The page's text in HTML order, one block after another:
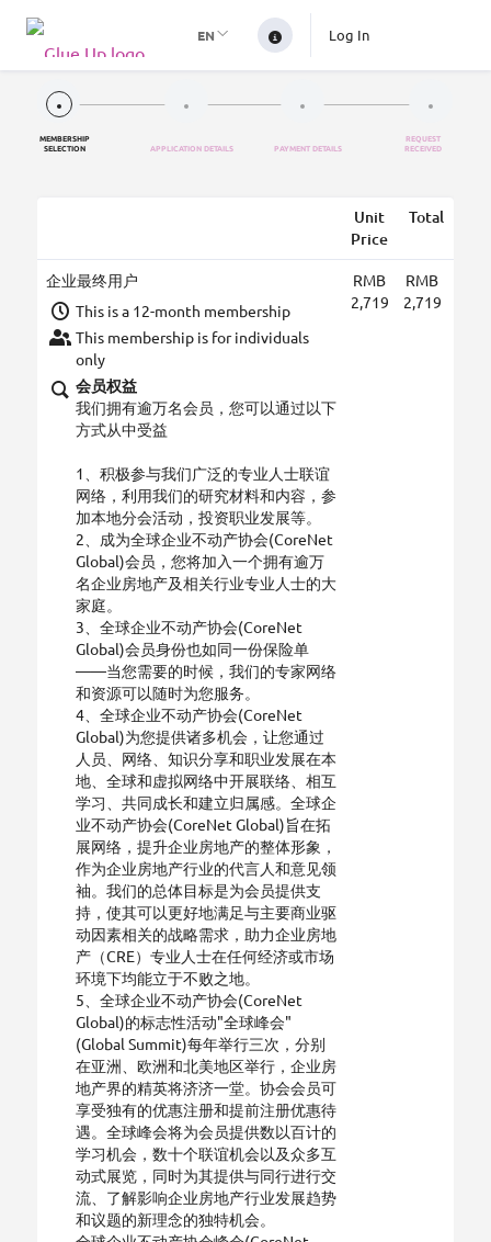
EN Log In
MEMBERSHIP
SELECTION
APPLICATION DETAILS PAYMENT DETAILS
REQUEST
RECEIVED
Unit
Price
Total
企业最终用户
This is a 12-month membership
This membership is for individuals
only
会员权益
我们拥有逾万名会员，您可以通过以下
方式从中受益
1、积极参与我们广泛的专业人士联谊
网络，利用我们的研究材料和内容，参
加本地分会活动，投资职业发展等。
2、成为全球企业不动产协会(CoreNet
Global)会员，您将加入一个拥有逾万
名企业房地产及相关行业专业人士的大
家庭。
3、全球企业不动产协会(CoreNet
Global)会员身份也如同一份保险单
——当您需要的时候，我们的专家网络
和资源可以随时为您服务。
4、全球企业不动产协会(CoreNet
Global)为您提供诸多机会，让您通过
人员、网络、知识分享和职业发展在本
地、全球和虚拟网络中开展联络、相互
学习、共同成长和建立归属感。全球企
业不动产协会(CoreNet Global)旨在拓
展网络，提升企业房地产的整体形象，
作为企业房地产行业的代言人和意见领
袖。我们的总体目标是为会员提供支
持，使其可以更好地满足与主要商业驱
动因素相关的战略需求，助力企业房地
产（CRE）专业人士在任何经济或市场
环境下均能立于不败之地。
5、全球企业不动产协会(CoreNet
Global)的标志性活动"全球峰会"
(Global Summit)每年举行三次，分别
在亚洲、欧洲和北美地区举行，企业房
地产界的精英将济济一堂。协会会员可
享受独有的优惠注册和提前注册优惠待
遇。全球峰会将为会员提供数以百计的
学习机会，数十个联谊机会以及众多互
动式展览，同时为其提供与同行进行交
流、了解影响企业房地产行业发展趋势
和议题的新理念的独特机会。
RMB
2,719
RMB
2,719